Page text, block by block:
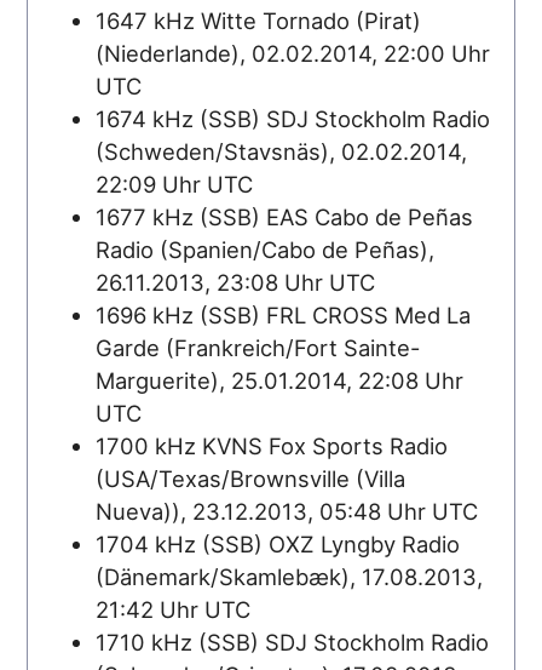
1647 kHz Witte Tornado (Pirat)
(Niederlande), 02.02.2014, 22:00 Uhr
UTC
1674 kHz (SSB) SDJ Stockholm Radio
(Schweden/Stavsnäs), 02.02.2014,
22:09 Uhr UTC
1677 kHz (SSB) EAS Cabo de Peñas
Radio (Spanien/Cabo de Peñas),
26.11.2013, 23:08 Uhr UTC
1696 kHz (SSB) FRL CROSS Med La
Garde (Frankreich/Fort Sainte-
Marguerite), 25.01.2014, 22:08 Uhr
UTC
1700 kHz KVNS Fox Sports Radio
(USA/Texas/Brownsville (Villa
Nueva)), 23.12.2013, 05:48 Uhr UTC
1704 kHz (SSB) OXZ Lyngby Radio
(Dänemark/Skamlebæk), 17.08.2013,
21:42 Uhr UTC
1710 kHz (SSB) SDJ Stockholm Radio